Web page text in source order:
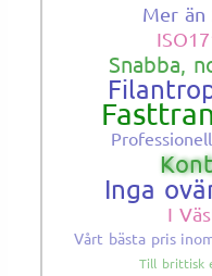
Mer än
Snabba,
Inga
I
Vårt bästa pris
Till brittisk